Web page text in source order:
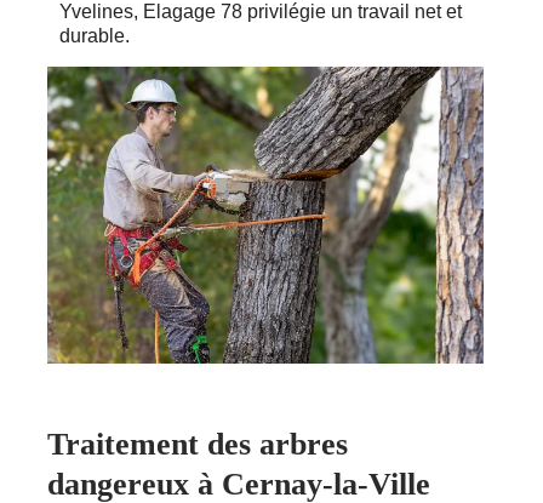
Yvelines, Elagage 78 privilégie un travail net et
durable.
Traitement des arbres
dangereux à Cernay-la-Ville